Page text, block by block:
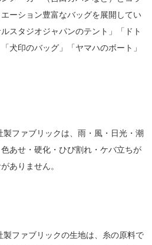
ーション豊富なバッグを展開してい
スタジオジャパンのテント」「ドト
犬印のバッグ」「ヤマハのボート」
ファブリックは、雨・風・日光・潮
あせ・硬化・ひび割れ・ケバ立ちが
ありません。
ファブリックの生地は、糸の原料で